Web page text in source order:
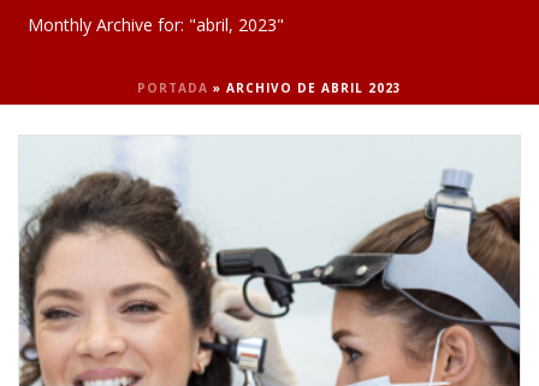
Monthly Archive for: "abril, 2023"
PORTADA » ARCHIVO DE ABRIL 2023